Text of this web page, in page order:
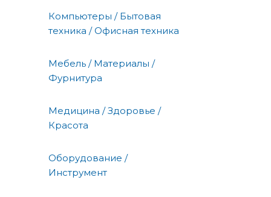
Компьютеры / Бытовая
техника / Офисная техника
Мебель / Материалы /
Фурнитура
Медицина / Здоровье /
Красота
Оборудование /
Инструмент